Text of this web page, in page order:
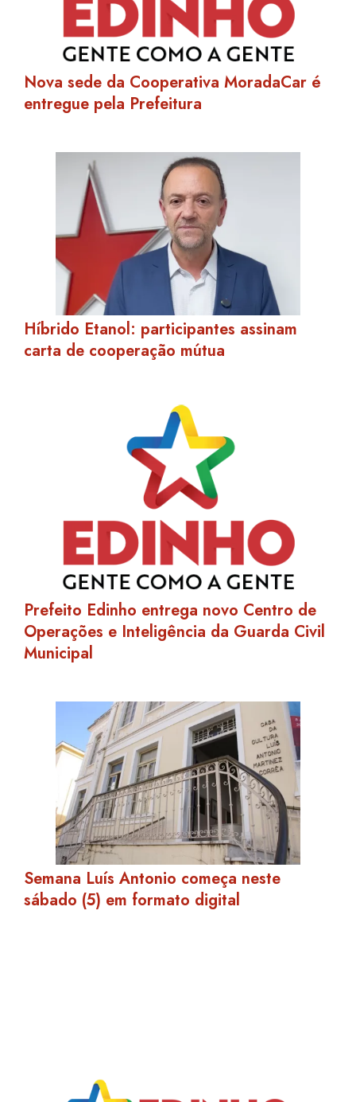
Nova sede da Cooperativa MoradaCar é
entregue pela Prefeitura
Híbrido Etanol: participantes assinam
carta de cooperação mútua
Prefeito Edinho entrega novo Centro de
Operações e Inteligência da Guarda Civil
Municipal
Semana Luís Antonio começa neste
sábado (5) em formato digital